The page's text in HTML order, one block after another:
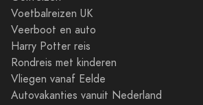
Voetbalreizen UK
Veerboot en auto
Harry Potter reis
Rondreis met kinderen
Vliegen vanaf Eelde
Autovakanties vanuit Nederland